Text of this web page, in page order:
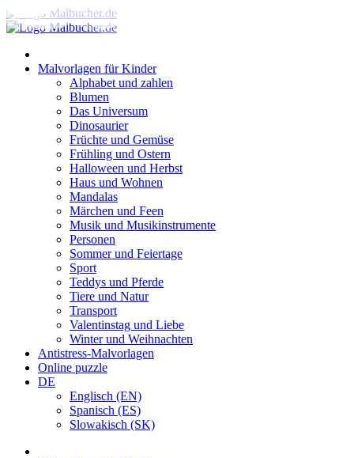
Zum
Inhalt
Malvorlagen für Kinder
Alphabet und zahlen
Blumen
Das Universum
Dinosaurier
Früchte und Gemüse
Frühling und Ostern
Halloween und Herbst
Haus und Wohnen
Mandalas
Märchen und Feen
Musik und Musikinstrumente
Personen
Sommer und Feiertage
Sport
Teddys und Pferde
Tiere und Natur
Transport
Valentinstag und Liebe
Winter und Weihnachten
Antistress-Malvorlagen
Online puzzle
DE
Englisch (EN)
Spanisch (ES)
Slowakisch (SK)